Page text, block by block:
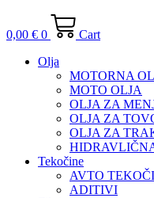
0,00 € 0
Cart
Olja
MOTORNA
MOTO OLJA
OLJA ZA
OLJA ZA
OLJA ZA
Tekočine
AVTO
ADITIVI